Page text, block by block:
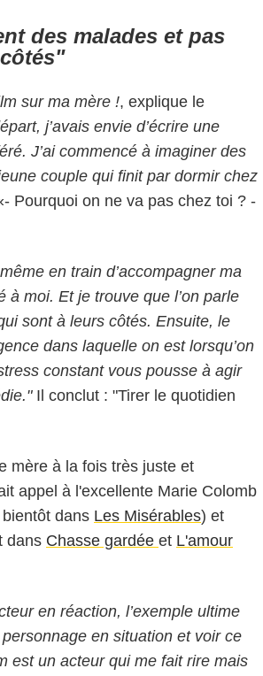
des malades et pas
sur ma mère !, explique le
part, j’avais envie d’écrire une
J’ai commencé à imaginer des
couple qui finit par dormir chez
Pourquoi on ne va pas chez toi ? -
en train d’accompagner ma
à moi. Et je trouve que l’on parle
sont à leurs côtés. Ensuite, le
dans laquelle on est lorsqu’on
constant vous pousse à agir
Il conclut : "Tirer le quotidien
mère à la fois très juste et
appel à l'excellente Marie Colomb
dans Les Misérables) et
dans Chasse gardée et L'amour
en réaction, l’exemple ultime
en situation et voir ce
est un acteur qui me fait rire mais